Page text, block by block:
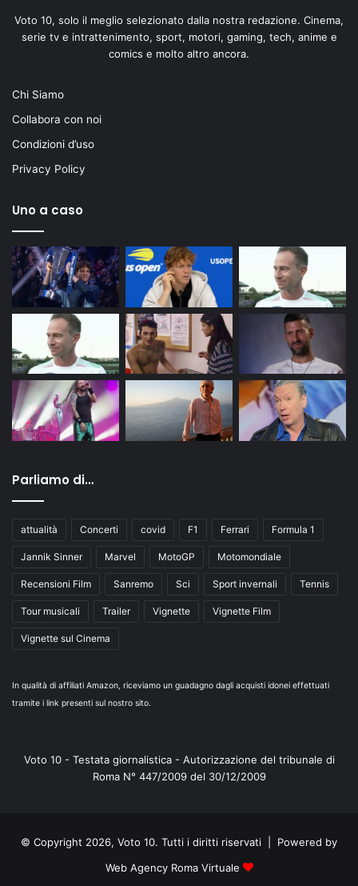
Voto 10, solo il meglio selezionato dalla nostra redazione. Cinema,
serie tv e intrattenimento, sport, motori, gaming, tech, anime e
comics e molto altro ancora.
Chi Siamo
Collabora con noi
Condizioni d’uso
Privacy Policy
Uno a caso
Parliamo di…
attualità Concerti covid F1 Ferrari Formula 1
Jannik Sinner Marvel MotoGP Motomondiale
Recensioni Film Sanremo Sci Sport invernali Tennis
Tour musicali Trailer Vignette Vignette Film
Vignette sul Cinema
In qualità di affiliati Amazon, riceviamo un guadagno dagli acquisti idonei effettuati
tramite i link presenti sul nostro sito.
Voto 10 - Testata giornalistica - Autorizzazione del tribunale di
Roma N° 447/2009 del 30/12/2009
© Copyright 2026, Voto 10. Tutti i diritti riservati | Powered by
Web Agency Roma Virtuale